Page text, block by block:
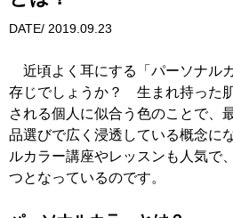
DATE/ 2019.09.23
近頃よく耳にする「パーソナル
存じでしょうか？ 生まれ持った
される個人に似合う色のことで、
品選びで広く浸透している概念に
ルカラー講座やレッスンも人気で
つとなっているのです。